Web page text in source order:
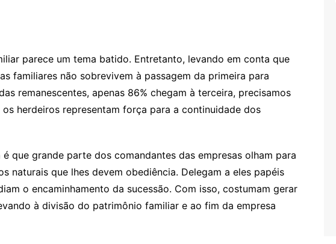
parece um tema batido. Entretanto, levando em conta que
familiares não sobrevivem à passagem da primeira para
remanescentes, apenas 86% chegam à terceira, precisamos
herdeiros representam força para a continuidade dos
que grande parte dos comandantes das empresas olham para
naturais que lhes devem obediência. Delegam a eles papéis
o encaminhamento da sucessão. Com isso, costumam gerar
à divisão do patrimônio familiar e ao fim da empresa